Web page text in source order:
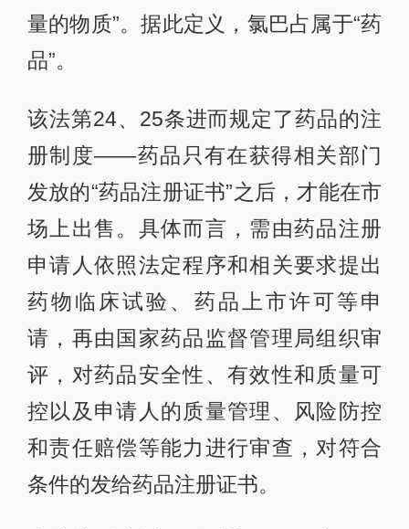
量的物质”。据此定义，氯巴占属于“药
品”。
该法第24、25条进而规定了药品的注
册制度——药品只有在获得相关部门
发放的“药品注册证书”之后，才能在市
场上出售。具体而言，需由药品注册
申请人依照法定程序和相关要求提出
药物临床试验、药品上市许可等申
请，再由国家药品监督管理局组织审
评，对药品安全性、有效性和质量可
控以及申请人的质量管理、风险防控
和责任赔偿等能力进行审查，对符合
条件的发给药品注册证书。